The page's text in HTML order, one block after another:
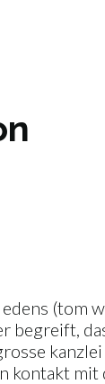
begreift,
kontakt